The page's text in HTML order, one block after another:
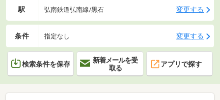
駅 弘南鉄道弘南線/黒石 変更する
条件 指定なし 変更する
検索条件を保存
新着メールを受
取る
アプリで探す